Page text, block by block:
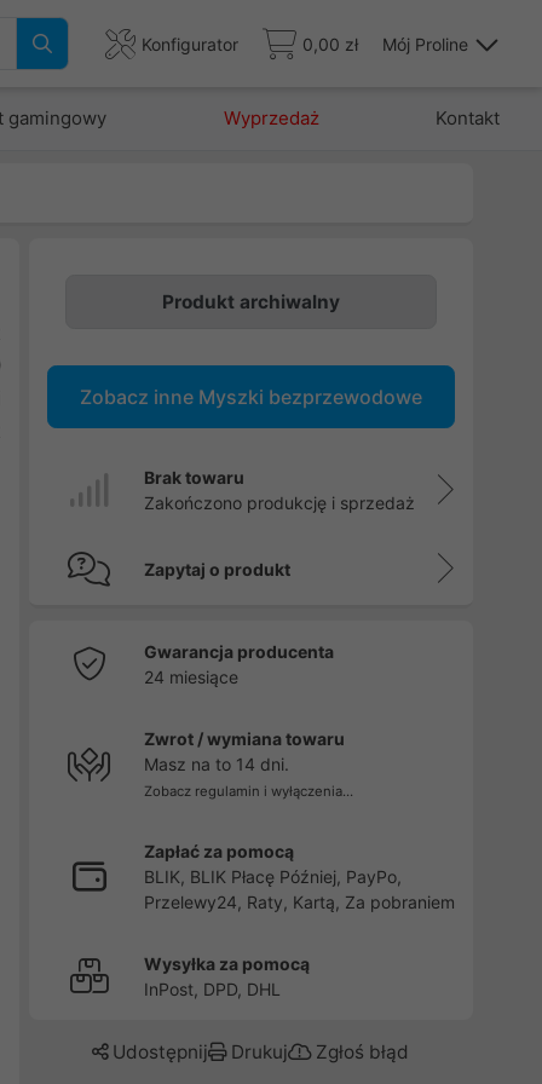
Konfigurator 0,00 zł Mój Proline
gamingowy Wyprzedaż Kontakt
Produkt archiwalny
Zobacz inne Myszki bezprzewodowe
Brak towaru
Zakończono produkcję i sprzedaż
Zapytaj o produkt
Gwarancja producenta
24 miesiące
Zwrot / wymiana towaru
Masz na to 14 dni.
Zobacz regulamin i wyłączenia...
Zapłać za pomocą
BLIK, BLIK Płacę Później, PayPo,
Przelewy24, Raty, Kartą, Za pobraniem
Wysyłka za pomocą
InPost, DPD, DHL
Udostępnij Drukuj Zgłoś błąd